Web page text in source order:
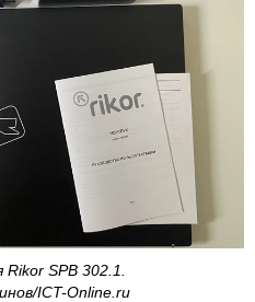
SPB 302.1.
ICT-Online.ru